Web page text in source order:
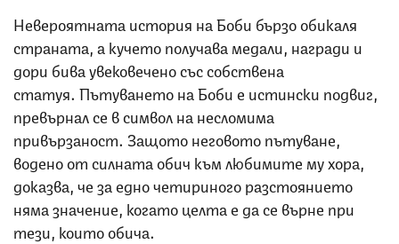
Невероятната история на Боби бързо обикаля
страната, а кучето получава медали, награди и
дори бива увековечено със собствена
статуя. Пътуването на Боби е истински подвиг,
превърнал се в символ на несломима
привързаност. Защото неговото пътуване,
водено от силната обич към любимите му хора,
доказва, че за едно четириного разстоянието
няма значение, когато целта е да се върне при
тези, които обича.